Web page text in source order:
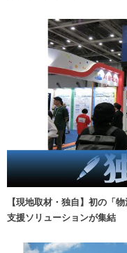
【現地取材・独自】初の「
支援ソリューションが集結